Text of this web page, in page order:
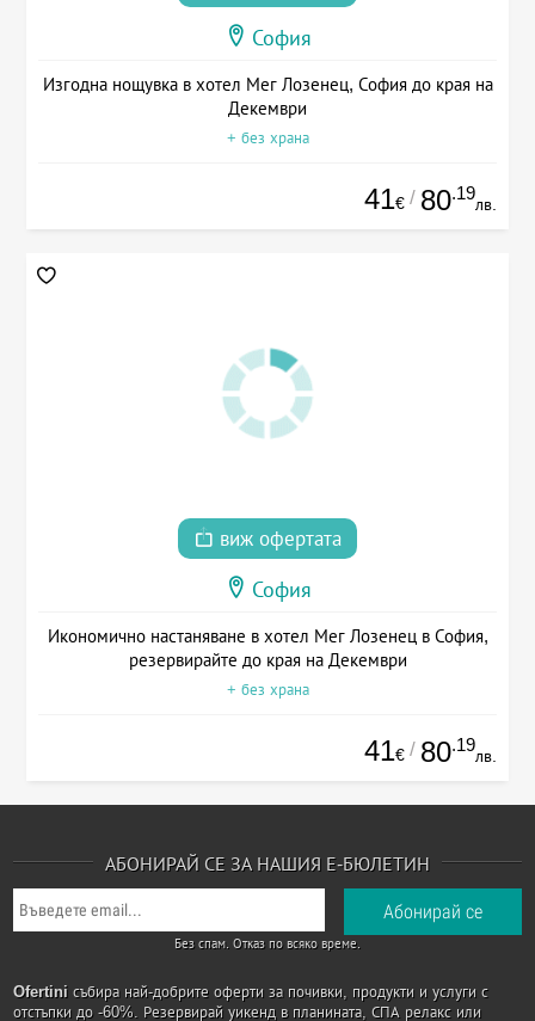
София
Изгодна нощувка в хотел Мег Лозенец, София до края на
Декември
+ без храна
41€ / 80.19
лв.
виж офертата
София
Икономично настаняване в хотел Мег Лозенец в София,
резервирайте до края на Декември
+ без храна
41€ / 80.19
лв.
АБОНИРАЙ СЕ ЗА НАШИЯ Е-БЮЛЕТИН
Без спам. Отказ по всяко време.
Ofertini събира най-добрите оферти за почивки, продукти и услуги с
отстъпки до -60%. Резервирай уикенд в планината, СПА релакс или